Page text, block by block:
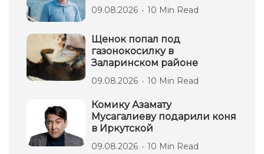
09.08.2026 10 Min Read
Щенок попал под
газонокосилку в
Заларинском районе
09.08.2026 10 Min Read
Комику Азамату
Мусагалиеву подарили коня
в Иркутской
09.08.2026 10 Min Read